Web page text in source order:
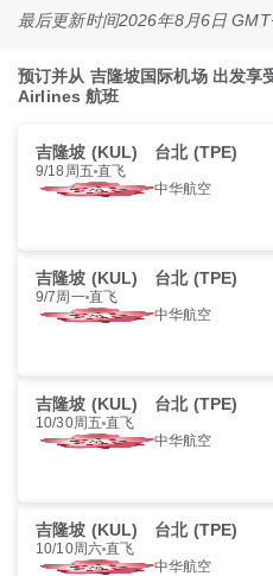
最后更新时间2026年8月6日
预订并从 吉隆坡国际机场 出发
Airlines 航班
吉隆坡 (KUL) 台北 (TPE)
9/18周五 直飞
中华航空
吉隆坡 (KUL) 台北 (TPE)
9/7周一 直飞
中华航空
吉隆坡 (KUL) 台北 (TPE)
10/30周五 直飞
中华航空
吉隆坡 (KUL) 台北 (TPE)
10/10周六 直飞
中华航空